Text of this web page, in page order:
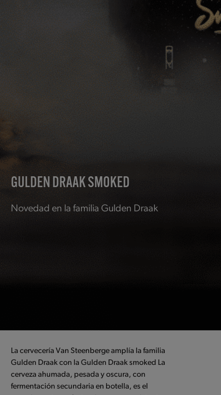
GULDEN DRAAK SMOKED
Novedad en la familia Gulden Draak
La cervecería Van Steenberge amplía la familia
Gulden Draak con la Gulden Draak smoked La
cerveza ahumada, pesada y oscura, con
fermentación secundaria en botella, es el